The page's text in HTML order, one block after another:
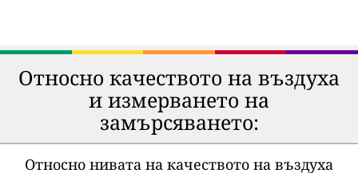
Относно качеството на въздуха
и измерването на
замърсяването:
Относно нивата на качеството на въздуха